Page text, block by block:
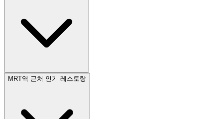
MRT역 근처 인기 레스토랑